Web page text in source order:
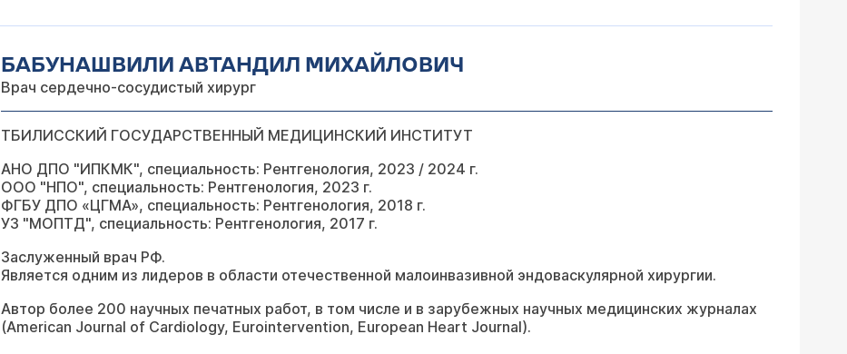
БАБУНАШВИЛИ АВТАНДИЛ МИХАЙЛОВИЧ
Врач сердечно-сосудистый хирург
ТБИЛИССКИЙ ГОСУДАРСТВЕННЫЙ МЕДИЦИНСКИЙ ИНСТИТУТ
АНО ДПО "ИПКМК", специальность: Рентгенология, 2023 / 2024 г.
ООО "НПО", специальность: Рентгенология, 2023 г.
ФГБУ ДПО «ЦГМА», специальность: Рентгенология, 2018 г.
УЗ "МОПТД", специальность: Рентгенология, 2017 г.
Заслуженный врач РФ.
Является одним из лидеров в области отечественной малоинвазивной эндоваскулярной хирургии.
Автор более 200 научных печатных работ, в том числе и в зарубежных научных медицинских журналах
(American Journal of Cardiology, Eurointervention, European Heart Journal).